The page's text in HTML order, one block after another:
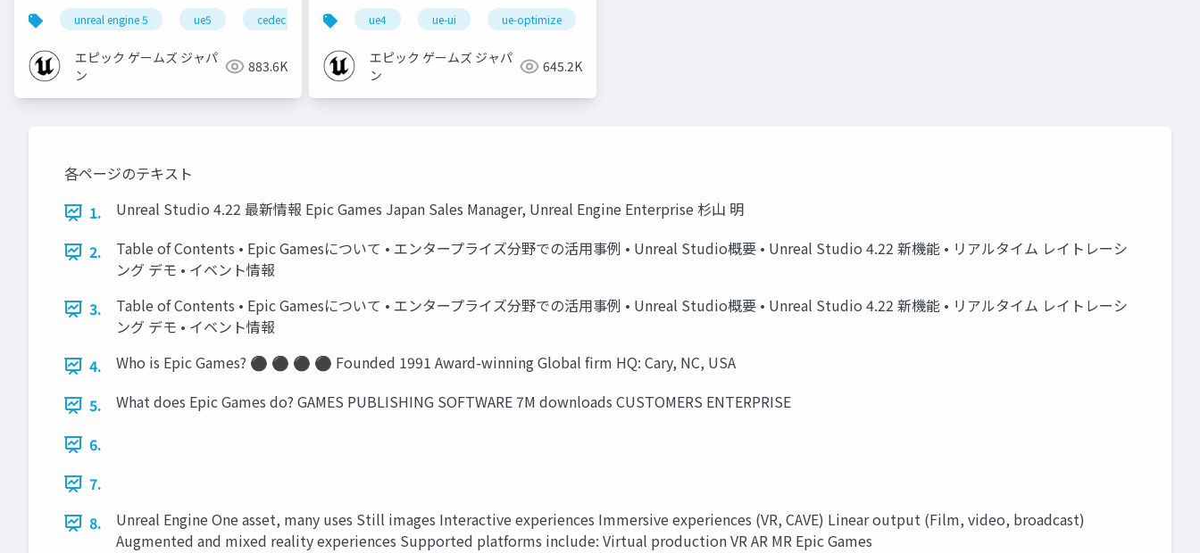
unreal engine 5 ue5 cedec cedec+kyushu
エピック ゲームズ ジャパ
ン
883.6K
ue4 ue-ui ue-optimize
エピック ゲームズ ジャパ
ン
645.2K
各ページのテキスト
1.
Unreal Studio 4.22 最新情報 Epic Games Japan Sales Manager, Unreal Engine Enterprise 杉山 明
2.
Table of Contents • Epic Gamesについて • エンタープライズ分野での活用事例 • Unreal Studio概要 • Unreal Studio 4.22 新機能 • リアルタイム レイトレーシ
ング デモ • イベント情報
3.
Table of Contents • Epic Gamesについて • エンタープライズ分野での活用事例 • Unreal Studio概要 • Unreal Studio 4.22 新機能 • リアルタイム レイトレーシ
ング デモ • イベント情報
4.
Who is Epic Games? ⚫ ⚫ ⚫ ⚫ Founded 1991 Award-winning Global firm HQ: Cary, NC, USA
5.
What does Epic Games do? GAMES PUBLISHING SOFTWARE 7M downloads CUSTOMERS ENTERPRISE
6.
7.
8.
Unreal Engine One asset, many uses Still images Interactive experiences Immersive experiences (VR, CAVE) Linear output (Film, video, broadcast)
Augmented and mixed reality experiences Supported platforms include: Virtual production VR AR MR Epic Games